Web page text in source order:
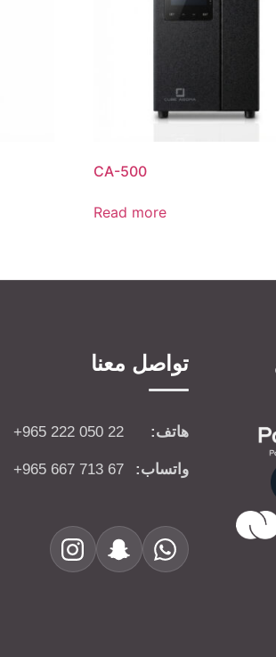
CA-500
Read more
تواصل معنا
هاتف: +965 222 050 22
واتساب: +965 667 713 67